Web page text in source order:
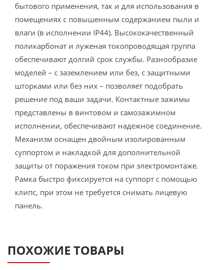
бытового применения, так и для использования в
помещениях с повышенным содержанием пыли и
влаги (в исполнении IP44). Высококачественный
поликарбонат и луженая токопроводящая группа
обеспечивают долгий срок службы. Разнообразие
моделей – с заземлением или без, с защитными
шторками или без них – позволяет подобрать
решение под ваши задачи. Контактные зажимы
представлены в винтовом и самозажимном
исполнении, обеспечивают надежное соединение.
Механизм оснащен двойным изолированным
суппортом и накладкой для дополнительной
защиты от поражения током при электромонтаже.
Рамка быстро фиксируется на суппорт с помощью
клипс, при этом не требуется снимать лицевую
панель.
ПОХОЖИЕ ТОВАРЫ